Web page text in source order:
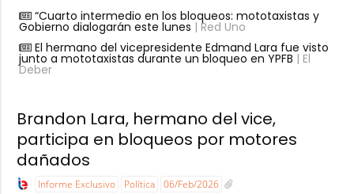
“Cuarto intermedio en los bloqueos: mototaxistas y
Gobierno dialogarán este lunes | Red Uno
El hermano del vicepresidente Edmand Lara fue visto
junto a mototaxistas durante un bloqueo en YPFB | El
Deber
Brandon Lara, hermano del vice,
participa en bloqueos por motores
dañados
Informe Exclusivo Política 06/Feb/2026